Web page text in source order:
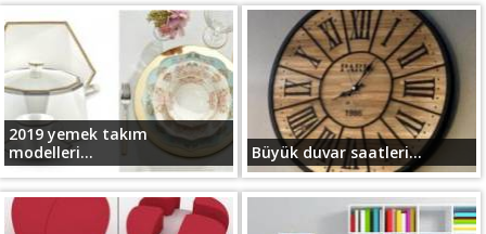
2019 yemek takım
modelleri...
Büyük duvar saatleri...